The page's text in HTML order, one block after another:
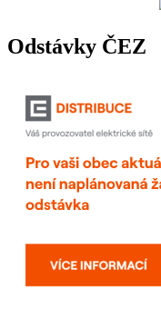
Odstávky ČEZ